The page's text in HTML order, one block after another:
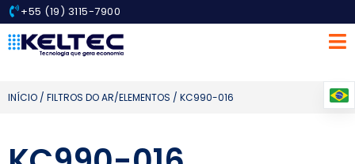
+55 (19) 3115-7900
INÍCIO / FILTROS DO AR/ELEMENTOS / KC990-016